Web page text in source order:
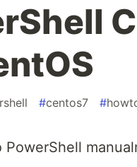
#centos7 #
PowerShell